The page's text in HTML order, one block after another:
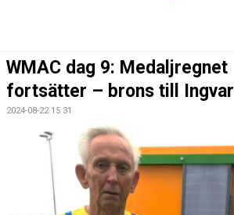
WMAC dag 9: Medaljregnet
fortsätter – brons till Ingvar
2024-08-22 15:31